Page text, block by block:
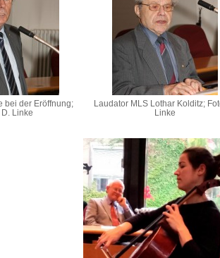
bei der Eröffnung;
D. Linke
Laudator MLS Lothar Kolditz;
Linke